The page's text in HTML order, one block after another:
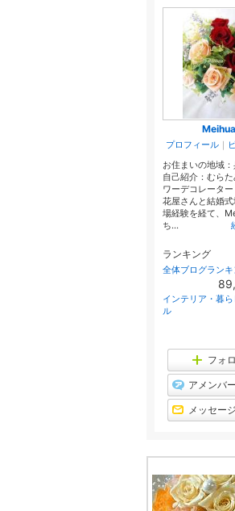
Meihua
プロフィール ｜
お住まいの地域：
自己紹介：むらた
ワーデコレータ
花屋さんと結婚
場経験を経て、
ち...
ランキング
全体ブログラン
インテリア・暮
ル
フォ
アメンバ
メッセー